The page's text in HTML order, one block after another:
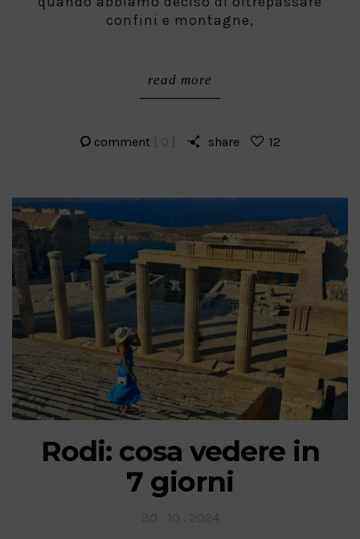
confini e montagne,
read more
comment [ 0 ] share 12
Rodi: cosa vedere in
7 giorni